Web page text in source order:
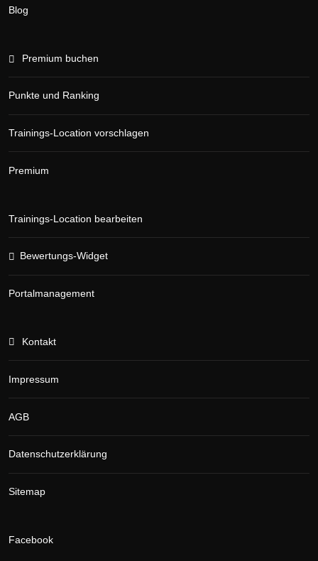
Blog
Premium buchen
Punkte und Ranking
Trainings-Location vorschlagen
Premium
Trainings-Location bearbeiten
Bewertungs-Widget
Portalmanagement
Kontakt
Impressum
AGB
Datenschutzerklärung
Sitemap
Facebook